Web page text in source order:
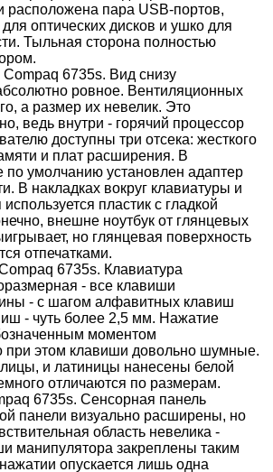
расположена пара USB-портов,
оптических дисков и ушко для
Тыльная сторона полностью
ровное. Вентиляционных
а размер их невелик. Это
ведь внутри - горячий процессор
доступны три отсека: жесткого
и плат расширения. В
по умолчанию установлен адаптер
В накладках вокруг клавиатуры и
пластик с гладкой
внешне ноутбук от глянцевых
но глянцевая поверхность
отпечатками.
- все клавиши
- с шагом алфавитных клавиш
- чуть более 2,5 мм. Нажатие
моментом
при этом клавиши довольно шумные.
и латиницы нанесены белой
отличаются по размерам.
панели визуально расширены, но
область невелика -
манипулятора закреплены таким
опускается лишь одна